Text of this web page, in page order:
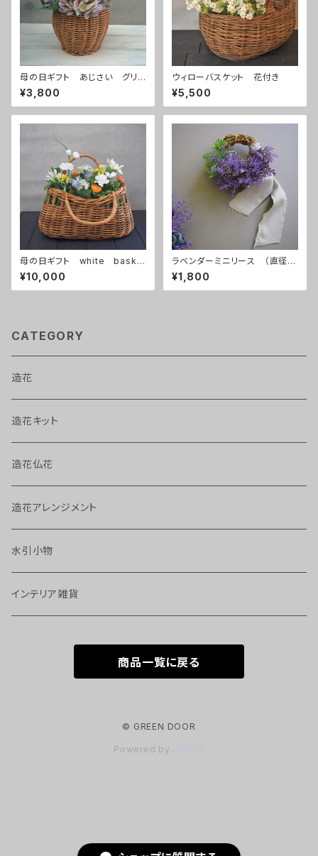
母の日ギフト あじさい グリ
ーンピンク
¥3,800
ウィローバスケット 花付き
¥5,500
母の日ギフト white baske
t
¥10,000
ラベンダーミニリース （直径約
12㎝）
¥1,800
CATEGORY
造花
造花キット
造花仏花
造花アレンジメント
水引小物
インテリア雑貨
商品一覧に戻る
© GREEN DOOR
Powered by